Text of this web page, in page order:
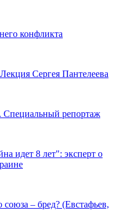
конфликта
Сергея Пантелеева
Специальный репортаж
идет 8 лет": эксперт о
– бред? (Евстафьев,